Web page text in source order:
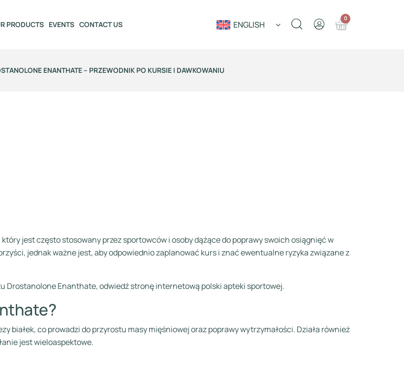
PRODUCTS EVENTS CONTACT US ENGLISH
0
ENANTHATE – PRZEWODNIK PO KURSIE I DAWKOWANIU
jest często stosowany przez sportowców i osoby dążące do poprawy swoich osiągnięć w
jednak ważne jest, aby odpowiednio zaplanować kurs i znać ewentualne ryzyka związane z
Drostanolone Enanthate, odwiedź stronę internetową polski apteki sportowej.
białek, co prowadzi do przyrostu masy mięśniowej oraz poprawy wytrzymałości. Działa również
jest wieloaspektowe.